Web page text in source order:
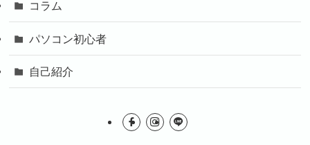
コラム
パソコン初心者
自己紹介